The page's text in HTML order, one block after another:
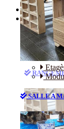
SALLE A
Accueil
Catalogue
Le